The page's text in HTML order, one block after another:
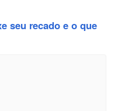
seu recado e o que